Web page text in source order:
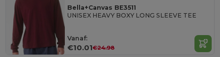
Bella+Canvas BE3511
UNISEX HEAVY BOXY LONG SLEEVE TEE
Vanaf:
€10.01€24.98